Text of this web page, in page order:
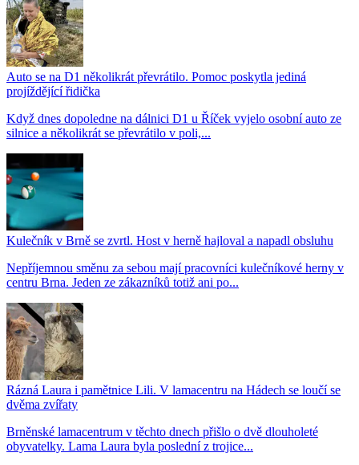
Auto se na D1 několikrát převrátilo. Pomoc poskytla jediná
projíždějící řidička
Když dnes dopoledne na dálnici D1 u Říček vyjelo osobní auto ze
silnice a několikrát se převrátilo v poli,...
Kulečník v Brně se zvrtl. Host v herně hajloval a napadl obsluhu
Nepříjemnou směnu za sebou mají pracovníci kulečníkové herny v
centru Brna. Jeden ze zákazníků totiž ani po...
Rázná Laura i pamětnice Lili. V lamacentru na Hádech se loučí se
dvěma zvířaty
Brněnské lamacentrum v těchto dnech přišlo o dvě dlouholeté
obyvatelky. Lama Laura byla poslední z trojice...